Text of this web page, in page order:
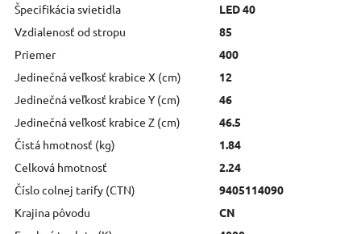
Špecifikácia svietidla
LED 40
Vzdialenosť od stropu
85
Priemer
400
Jedinečná veľkosť krabice X (cm)
12
Jedinečná veľkosť krabice Y (cm)
46
Jedinečná veľkosť krabice Z (cm)
46.5
Čistá hmotnosť (kg)
1.84
Celková hmotnosť
2.24
Číslo colnej tarify (CTN)
9405114090
Krajina pôvodu
CN